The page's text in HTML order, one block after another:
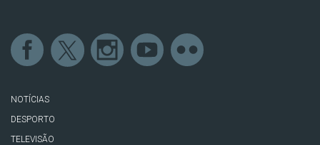
NOTÍCIAS
DESPORTO
TELEVISÃO